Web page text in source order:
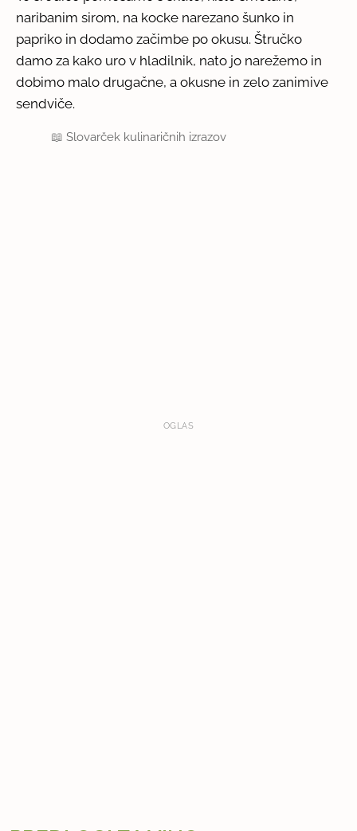
naribanim sirom, na kocke narezano šunko in
papriko in dodamo začimbe po okusu. Štručko
damo za kako uro v hladilnik, nato jo narežemo in
dobimo malo drugačne, a okusne in zelo zanimive
sendviče.
📖Slovarček kulinaričnih izrazov
OGLAS